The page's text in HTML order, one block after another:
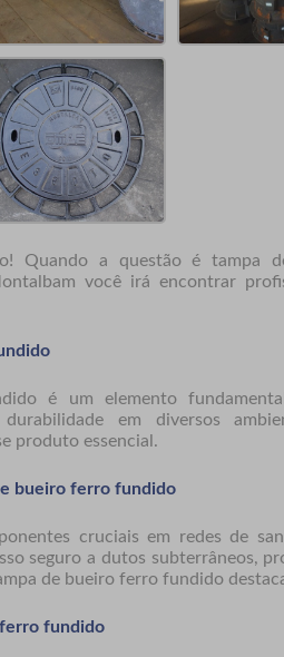
Quando a questão étampa
você irá encontrar
é um elemento
em diversos
produto essencial.
bueiro ferro fundido
cruciais em redes de
seguro a dutos subterrâneos,
de bueiro ferro fundido
fundido